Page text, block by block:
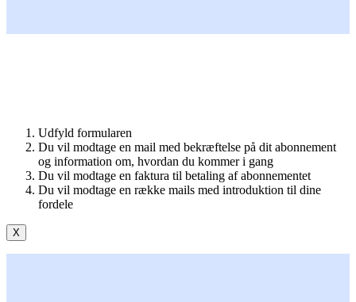
Udfyld formularen
Du vil modtage en mail med bekræftelse på dit abonnement
og information om, hvordan du kommer i gang
Du vil modtage en faktura til betaling af abonnementet
Du vil modtage en række mails med introduktion til dine
fordele
X